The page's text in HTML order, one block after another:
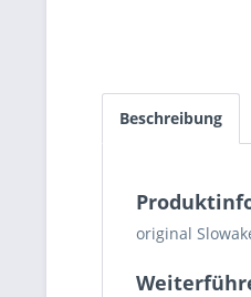
Beschreibung
original